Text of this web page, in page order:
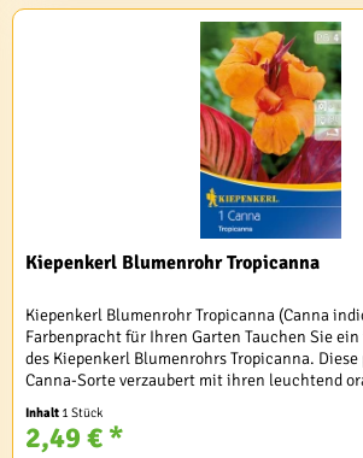
Kiepenkerl Blumenrohr Tropicanna
Kiepenkerl Blumenrohr Tropicanna (Canna
Farbenpracht für Ihren Garten Tauchen Sie
des Kiepenkerl Blumenrohrs Tropicanna.
Canna-Sorte verzaubert mit ihren leuchtend
Inhalt 1 Stück
2,49 € *